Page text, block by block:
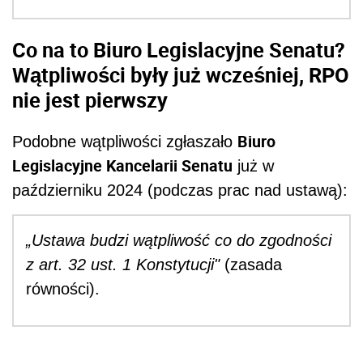
Co na to Biuro Legislacyjne Senatu?
Wątpliwości były już wcześniej, RPO
nie jest pierwszy
Podobne wątpliwości zgłaszało Biuro
Legislacyjne Kancelarii Senatu już w
październiku 2024 (podczas prac nad ustawą):
„Ustawa budzi wątpliwość co do zgodności
z art. 32 ust. 1 Konstytucji"(zasada
równości).